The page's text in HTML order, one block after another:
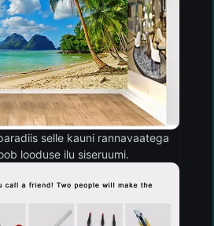
selle kauni rannavaatega
looduse ilu siseruumi.